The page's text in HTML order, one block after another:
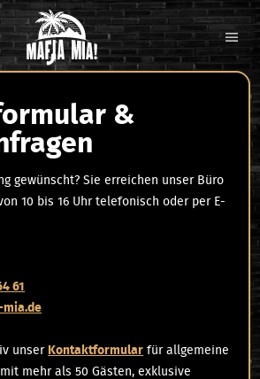
&
gewünscht? Sie erreichen unser Büro
10 bis 16 Uhr telefonisch oder per E-
61
unser Kontaktformular für allgemeine
mehr als 50 Gästen, exklusive